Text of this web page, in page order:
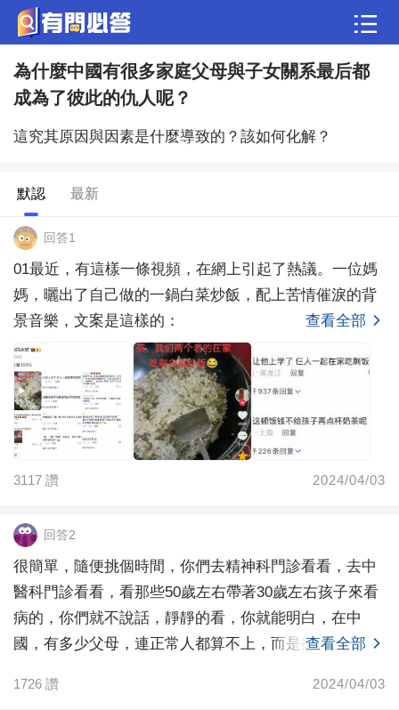
為什麼中國有很多家庭父母與子女關系最后都
成為了彼此的仇人呢？
這究其原因與因素是什麼導致的？該如何化解？
默認 最新
回答1
01最近，有這樣一條視頻，在網上引起了熱議。一位媽
媽，曬出了自己做的一鍋白菜炒飯，配上苦情催淚的背
景音樂，文案是這樣的：
查看全部
3117 讚 2024/04/03
回答2
很簡單，隨便挑個時間，你們去精神科門診看看，去中
醫科門診看看，看那些50歲左右帶著30歲左右孩子來看
病的，你們就不說話，靜靜的看，你就能明白，在中
國，有多少父母，連正常人都算不上，而是徹頭徹尾的
查看全部
1726 讚 2024/04/03
問答
影視劇